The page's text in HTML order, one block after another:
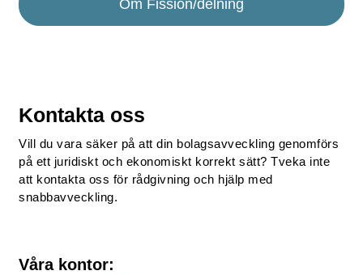
Om Fission/delning
Kontakta oss
Vill du vara säker på att din bolagsavveckling genomförs
på ett juridiskt och ekonomiskt korrekt sätt? Tveka inte
att kontakta oss för rådgivning och hjälp med
snabbavveckling.
Våra kontor: